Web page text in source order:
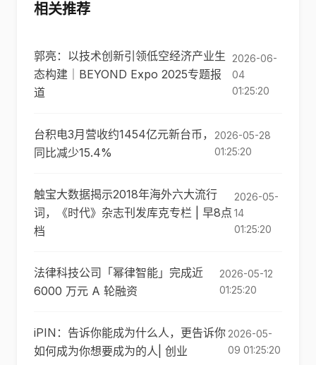
相关推荐
郭亮：以技术创新引领低空经济产业生
态构建｜BEYOND Expo 2025专题报
道
2026-06-
04
01:25:20
台积电3月营收约1454亿元新台币，
同比减少15.4%
2026-05-28
01:25:20
触宝大数据揭示2018年海外六大流行
词，《时代》杂志刊发库克专栏 | 早8点
档
2026-05-
14
01:25:20
法律科技公司「幂律智能」完成近
6000 万元 A 轮融资
2026-05-12
01:25:20
iPIN：告诉你能成为什么人，更告诉你
如何成为你想要成为的人| 创业
2026-05-
09 01:25:20